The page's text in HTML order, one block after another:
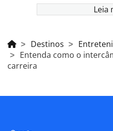
Leia
Destinos
Entenda como o
carreira